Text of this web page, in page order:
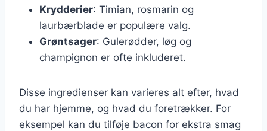
Krydderier: Timian, rosmarin og
laurbærblade er populære valg.
Grøntsager: Gulerødder, løg og
champignon er ofte inkluderet.
Disse ingredienser kan varieres alt efter, hvad
du har hjemme, og hvad du foretrækker. For
eksempel kan du tilføje bacon for ekstra smag